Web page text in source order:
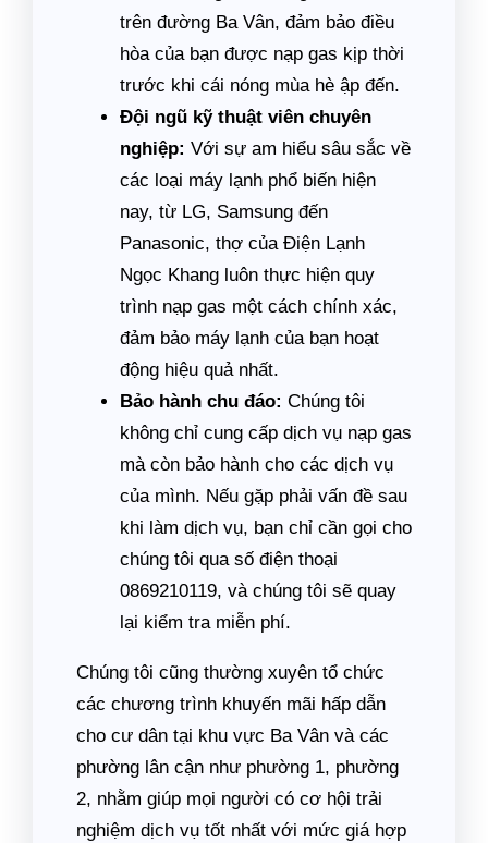
trên đường Ba Vân, đảm bảo điều
hòa của bạn được nạp gas kịp thời
trước khi cái nóng mùa hè ập đến.
Đội ngũ kỹ thuật viên chuyên
nghiệp: Với sự am hiểu sâu sắc về
các loại máy lạnh phổ biến hiện
nay, từ LG, Samsung đến
Panasonic, thợ của Điện Lạnh
Ngọc Khang luôn thực hiện quy
trình nạp gas một cách chính xác,
đảm bảo máy lạnh của bạn hoạt
động hiệu quả nhất.
Bảo hành chu đáo: Chúng tôi
không chỉ cung cấp dịch vụ nạp gas
mà còn bảo hành cho các dịch vụ
của mình. Nếu gặp phải vấn đề sau
khi làm dịch vụ, bạn chỉ cần gọi cho
chúng tôi qua số điện thoại
0869210119, và chúng tôi sẽ quay
lại kiểm tra miễn phí.
Chúng tôi cũng thường xuyên tổ chức
các chương trình khuyến mãi hấp dẫn
cho cư dân tại khu vực Ba Vân và các
phường lân cận như phường 1, phường
2, nhằm giúp mọi người có cơ hội trải
nghiệm dịch vụ tốt nhất với mức giá hợp